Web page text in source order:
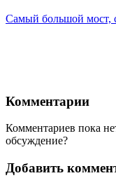
Самый большой мост,
Комментарии
Комментариев пока
обсуждение?
Добавить